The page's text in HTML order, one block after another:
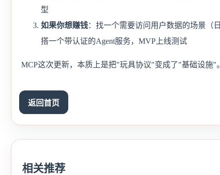
型
如果你想赚钱：找一个需要访问用户数据的场景（
搭一个带认证的Agent服务，MVP上线测试
MCP这次更新，本质上是把"玩具协议"变成了"基础设施
返回首页
相关推荐